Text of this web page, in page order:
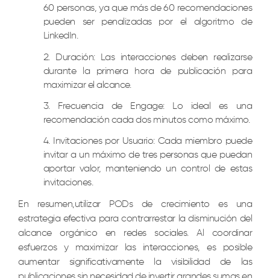
60 personas, ya que más de 60 recomendaciones
pueden ser penalizadas por el algoritmo de
LinkedIn.
Duración: Las interacciones deben realizarse
durante la primera hora de publicación para
maximizar el alcance.
Frecuencia de Engage: Lo ideal es una
recomendación cada dos minutos como máximo.
Invitaciones por Usuario: Cada miembro puede
invitar a un máximo de tres personas que puedan
aportar valor, manteniendo un control de estas
invitaciones.
En resumen,utilizar PODs de crecimiento es una
estrategia efectiva para contrarrestar la disminución del
alcance orgánico en redes sociales. Al coordinar
esfuerzos y maximizar las interacciones, es posible
aumentar significativamente la visibilidad de las